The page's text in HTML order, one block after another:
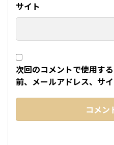
サイト
次回のコメントで使用す
前、メールアドレス、サイ